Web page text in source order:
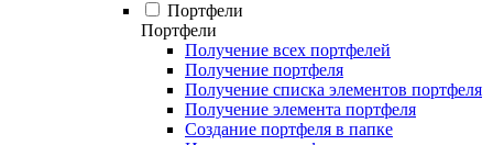
Портфели
Портфели
Получение всех портфелей
Получение портфеля
Получение списка элементов портфеля
Получение элемента портфеля
Создание портфеля в папке